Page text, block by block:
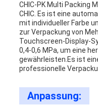
CHIC-PK Multi Packing
CHIC. Es ist eine
mit individueller Farbe
zur Verpackung von
Touchscreen-Display-
0,4-0,6 MPa, um eine
gewährleisten.Es ist
professionelle
Anpassung: